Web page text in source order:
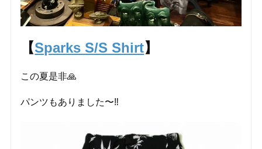
【Sparks S/S Shirt】
この夏是非🙏
パンツもありました〜‼️